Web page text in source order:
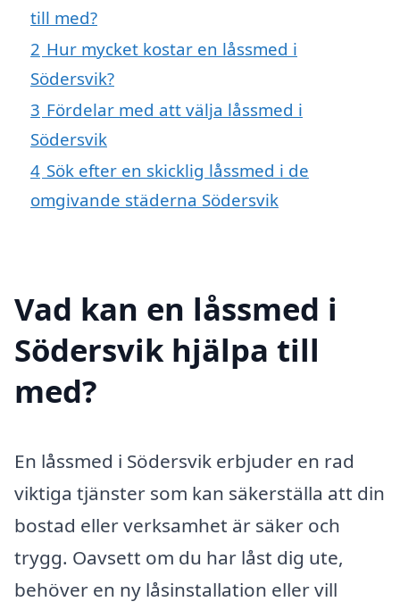
till med?
2 Hur mycket kostar en låssmed i
Södersvik?
3 Fördelar med att välja låssmed i
Södersvik
4 Sök efter en skicklig låssmed i de
omgivande städerna Södersvik
Vad kan en låssmed i
Södersvik hjälpa till
med?
En låssmed i Södersvik erbjuder en rad
viktiga tjänster som kan säkerställa att din
bostad eller verksamhet är säker och
trygg. Oavsett om du har låst dig ute,
behöver en ny låsinstallation eller vill